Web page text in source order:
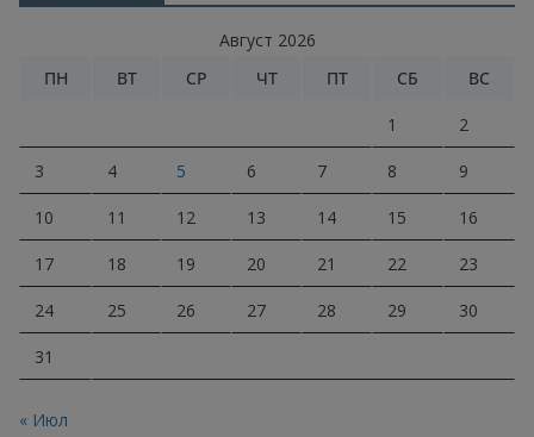
Август 2026
ПН
ВТ СР ЧТ ПТ СБ ВС
1 2
3 4 5 6 7 8 9
10 11 12 13 14 15 16
17 18 19 20 21 22 23
24 25 26 27 28 29 30
31
« Июл